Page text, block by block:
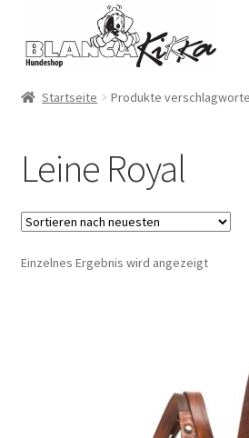
Navigation
springen
Inhalt
springen
Startseite Produkte
Leine Royal
Einzelnes Ergebnis wird angezeigt